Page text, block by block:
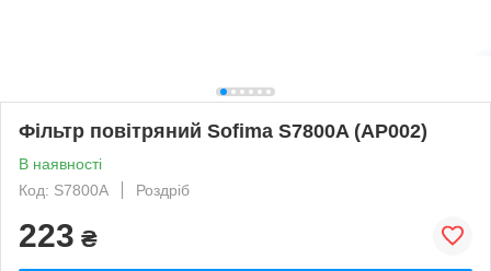
Фільтр повітряний Sofima S7800A (AP002)
В наявності
Код: S7800A
Роздріб
223 ₴